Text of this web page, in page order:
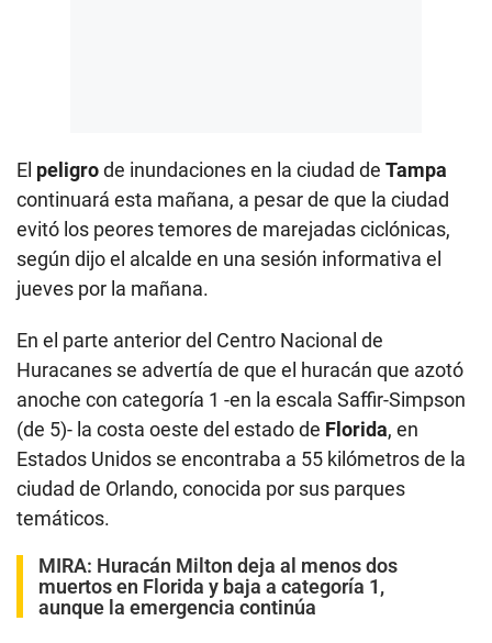
El peligrode inundaciones en la ciudad de Tampa
continuará esta mañana, a pesar de que la ciudad
evitó los peores temores de marejadas ciclónicas,
según dijo el alcalde en una sesión informativa el
jueves por la mañana.
En el parte anterior del Centro Nacional de
Huracanes se advertía de que el huracán que azotó
anoche con categoría 1 -en la escala Saffir-Simpson
(de 5)- la costa oeste del estado de Florida, en
Estados Unidos se encontraba a 55 kilómetros de la
ciudad de Orlando, conocida por sus parques
temáticos.
MIRA: Huracán Milton deja al menos dos
muertos en Florida y baja a categoría 1,
aunque la emergencia continúa